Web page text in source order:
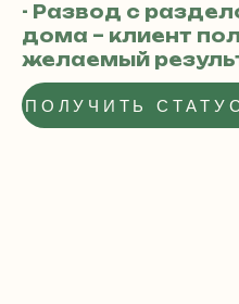
- Развод с
дома – клиент
желаемый